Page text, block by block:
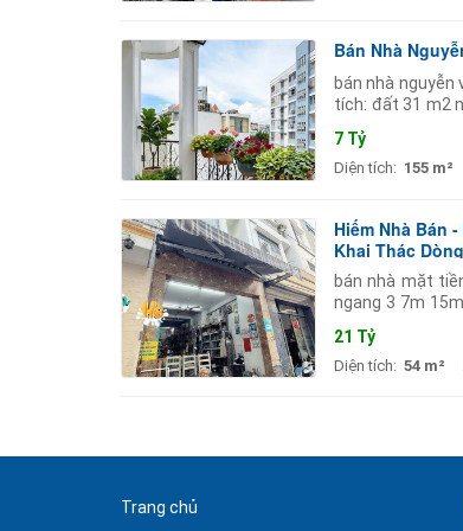
Bán Nhà
bán nhà nguyễn
tích: đất 31 m2
7 Tỷ
Diện tích: 155 m²
Hiếm Nhà Bán
Khai Thác
bán nhà mặt
ngang 3 7m
21 Tỷ
Diện tích: 54 m²
Trang chủ